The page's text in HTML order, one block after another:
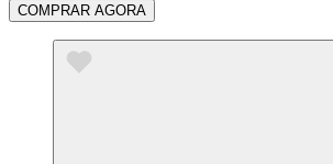
COMPRAR AGORA